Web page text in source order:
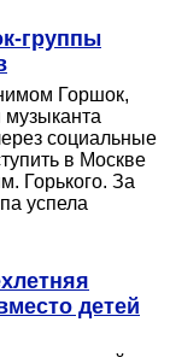
группы
Горшок,
музыканта
социальные
в Москве
Горького. За
успела
детей